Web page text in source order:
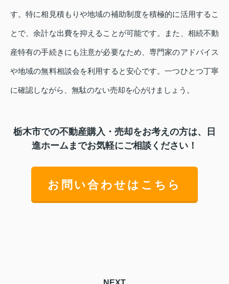
す。特に相見積もりや地域の補助制度を積極的に活用するこ
とで、余計な出費を抑えることが可能です。また、相続不動
産特有の手続きにも注意が必要なため、専門家のアドバイス
や地域の無料相談会を利用すると安心です。一つひとつ丁寧
に確認しながら、無駄のない売却を心がけましょう。
栃木市での不動産購入・売却をお考えの方は、日
進ホームまでお気軽にご相談ください！
お問い合わせはこちら